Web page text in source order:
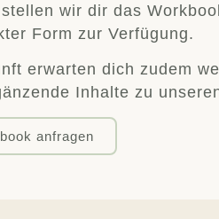
wir dir das
Form zur Verfügung.
erwarten dich zudem
Inhalte zu
anfragen